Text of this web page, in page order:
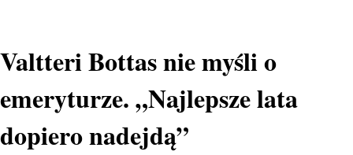
Valtteri Bottas nie myśli o
emeryturze. „Najlepsze lata
dopiero nadejdą”